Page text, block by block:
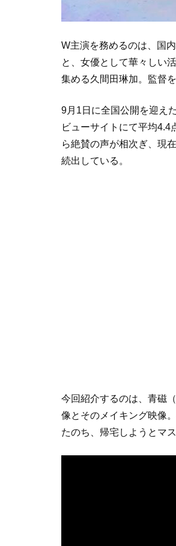
W主演を務めるのは、国
と、女優として華々しい
集める久間田琳加。監督
9月1日に全国公開を迎え
ビューサイトにて平均
ら絶賛の声が相次ぎ、現
続出している。
今回紹介するのは、青磁
像とそのメイキング映像
たのち、帰宅しようとマ